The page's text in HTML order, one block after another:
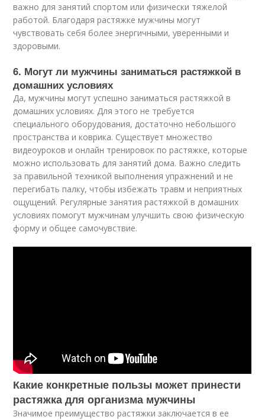
важно для занятий спортом или физически тяжелой
работой. Благодаря растяжке мужчины могут
чувствовать себя более энергичными, уверенными и
здоровыми.
6. Могут ли мужчины заниматься растяжкой в
домашних условиях
Да, мужчины могут успешно заниматься растяжкой в
домашних условиях. Для этого не требуется
специального оборудования, достаточно небольшого
пространства и коврика. Существует множество
видеоуроков и онлайн тренировок по растяжке, которые
можно использовать для занятий дома. Важно следить
за правильной техникой выполнения упражнений и не
перегибать палку, чтобы избежать травм и неприятных
ощущений. Регулярные занятия растяжкой в домашних
условиях помогут мужчинам улучшить свою физическую
форму и общее самочувствие.
Какие конкретные пользы может принести
растяжка для организма мужчины
Значимое преимущество растяжки заключается в ее